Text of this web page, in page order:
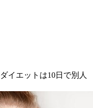
イエットは10日で別人